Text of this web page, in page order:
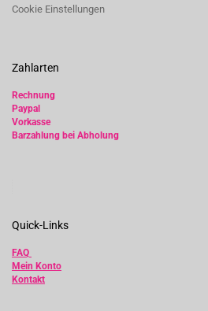
Cookie Einstellungen
Zahlarten
Rechnung
Paypal
Vorkasse
Barzahlung bei Abholung
Quick-Links
FAQ
Mein Konto
Kontakt